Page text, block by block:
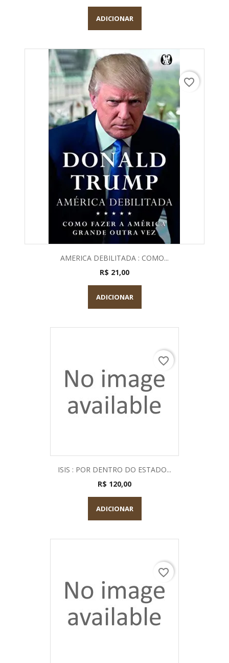
ADICIONAR
AMERICA DEBILITADA : COMO...
R$ 21,00
ADICIONAR
favorite_border
ISIS : POR DENTRO DO ESTADO...
R$ 120,00
ADICIONAR
favorite_border
favorite_border